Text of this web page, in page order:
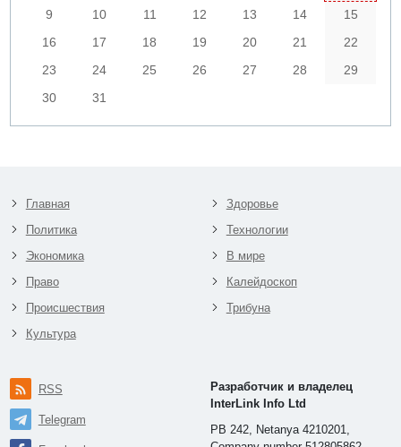
9
10 11 12 13 14
15
16
17 18 19 20 21
22
23
24 25 26 27 28
29
30
31
Главная
Политика
Экономика
Право
Происшествия
Культура
Здоровье
Технологии
В мире
Калейдоскоп
Трибуна
RSS
Telegram
Разработчик и владелец
InterLink Info Ltd
PB 242, Netanya 4210201,